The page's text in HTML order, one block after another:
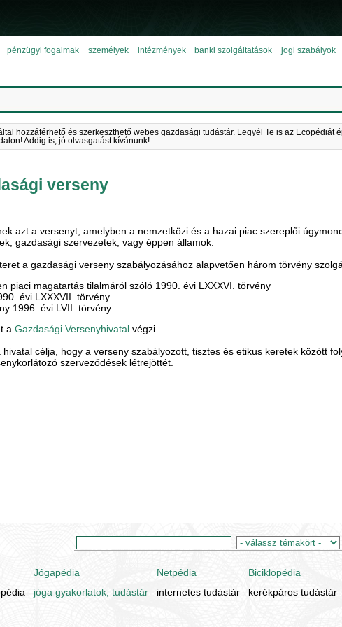
pénzügyi fogalmak személyek intézmények banki szolgáltatások jogi szabályok
hozzáférhető és szerkeszthető webes gazdasági tudástár. Legyél Te is az
Addig is, jó olvasgatást kívánunk!
verseny
azt a versenyt, amelyben a nemzetközi és a hazai piac szereplői
gazdasági szervezetek, vagy éppen államok.
a gazdasági verseny szabályozásához alapvetően három törvény
piaci magatartás tilalmáról szóló 1990. évi LXXXVI. törvény
évi LXXXVII. törvény
1996. évi LVII. törvény
aGazdasági Versenyhivatal végzi.
hivatal célja, hogy a verseny szabályozott, tisztes és etikus keretek között
szerveződések létrejöttét.
Jógapédia Netpédia Biciklopédia
jóga gyakorlatok, tudástár internetes tudástár kerékpáros tudástár